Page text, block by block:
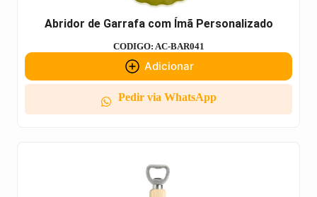
Abridor de Garrafa com Ímã Personalizado
CODIGO: AC-BAR041
Adicionar
Pedir via WhatsApp